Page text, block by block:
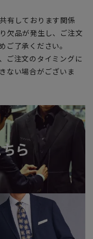
有しております関係
欠品が発生し、ご注文
ご了承ください。
ご注文のタイミングに
ない場合がございま